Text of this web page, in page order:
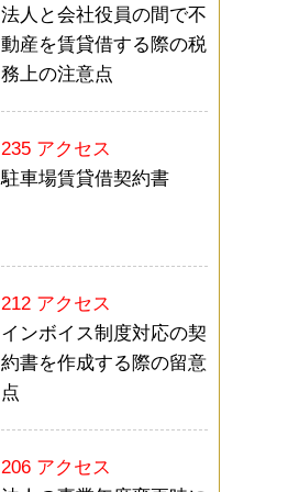
法人と会社役員の間で不
動産を賃貸借する際の税
務上の注意点
235 アクセス
駐車場賃貸借契約書
212 アクセス
インボイス制度対応の契
約書を作成する際の留意
点
206 アクセス